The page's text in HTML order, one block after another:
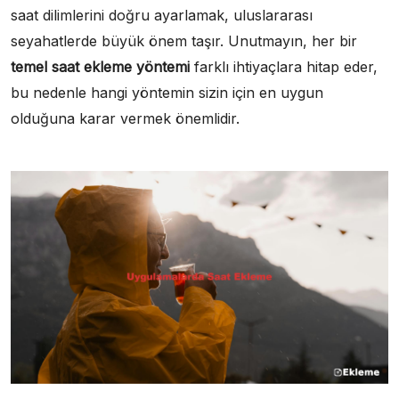
saat dilimlerini doğru ayarlamak, uluslararası
seyahatlerde büyük önem taşır. Unutmayın, her bir
temel saat ekleme yöntemi farklı ihtiyaçlara hitap eder,
bu nedenle hangi yöntemin sizin için en uygun
olduğuna karar vermek önemlidir.